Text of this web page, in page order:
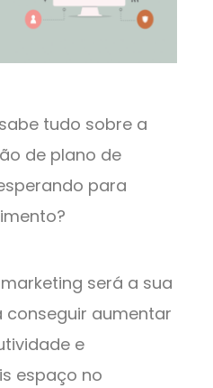
tudo sobre a
de plano de
para
será a sua
aumentar
e
espaço no